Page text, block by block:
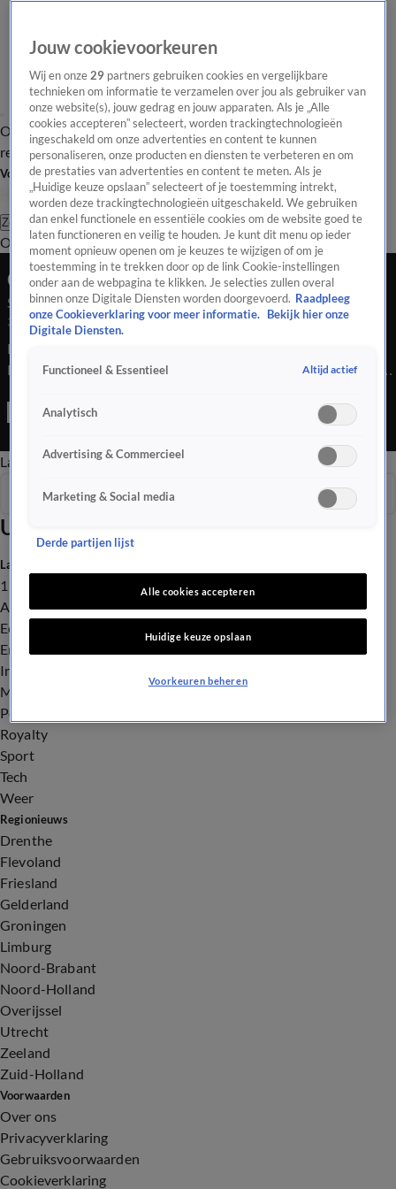
Overzicht Laatste nieuws Regionieuws Het beste van Hart
Tip de
redactie
Volg Hart van Nederland
Zoeken
OverzichtRegioUitzendingenWeerTip de redactiePanelVideo's
Ochtend Editie
Seizoen 2026, aflevering 1841
30 apr, 10:02
Bekijk aflevering 1841 van Hart van Nederland - Ochtend
Editie uit seizoen 2026 hier. Deze aflevering is uitgezonden op
Editie is een Nieuws programma
Late EditieOchtend EditieVroege Editie
Uitzendingen
Seizoen 2026
Laatste nieuws
112
Advies & Tips
Economie
Entertainment
Infrastructuur
Milieu en Gezondheid
Politiek
Royalty
Sport
Tech
Weer
Regionieuws
Drenthe
Flevoland
Friesland
Gelderland
Groningen
Limburg
Noord-Brabant
Noord-Holland
Overijssel
Utrecht
Zeeland
Zuid-Holland
Voorwaarden
Over ons
Privacyverklaring
Gebruiksvoorwaarden
Cookieverklaring
Jouw cookievoorkeuren
Wij en onze29 partners gebruiken cookies en vergelijkbare
technieken om informatie te verzamelen over jou als gebruiker van
onze website(s), jouw gedrag en jouw apparaten. Als je „Alle
cookies accepteren” selecteert, worden trackingtechnologieën
ingeschakeld om onze advertenties en content te kunnen
personaliseren, onze producten en diensten te verbeteren en om
de prestaties van advertenties en content te meten. Als je
„Huidige keuze opslaan” selecteert of je toestemming intrekt,
worden deze trackingtechnologieën uitgeschakeld. We gebruiken
dan enkel functionele en essentiële cookies om de website goed te
laten functioneren en veilig te houden. Je kunt dit menu op ieder
moment opnieuw openen om je keuzes te wijzigen of om je
toestemming in te trekken door op de link Cookie-instellingen
onder aan de webpagina te klikken. Je selecties zullen overal
binnen onze Digitale Diensten worden doorgevoerd. Raadpleeg
onze Cookieverklaring voor meer informatie.
Bekijk hier onze
Digitale Diensten.
Functioneel & Essentieel Altijd actief
Analytisch
Advertising & Commercieel
Marketing & Social media
Derde partijen lijst
Alle cookies accepteren
Huidige keuze opslaan
Voorkeuren beheren